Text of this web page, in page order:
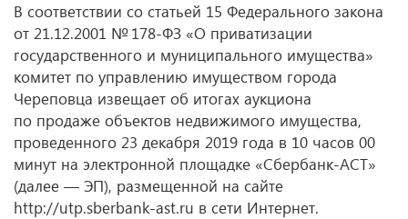
В соответствии со статьей 15 Федерального закона
от 21.12.2001 № 178-ФЗ «О приватизации
государственного и муниципального имущества»
комитет по управлению имуществом города
Череповца извещает об итогах аукциона
по продаже объектов недвижимого имущества,
проведенного 23 декабря 2019 года в 10 часов 00
минут на электронной площадке «Сбербанк-АСТ»
(далее — ЭП), размещенной на сайте
http://utp.sberbank-ast.ru в сети Интернет.